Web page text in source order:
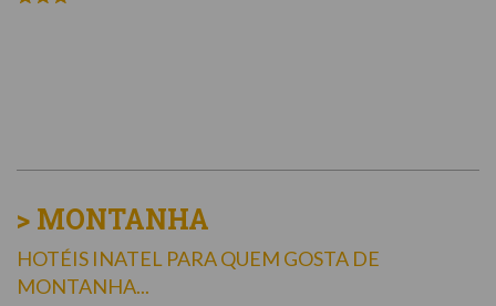
> MONTANHA
HOTÉIS INATEL PARA QUEM GOSTA DE
MONTANHA...